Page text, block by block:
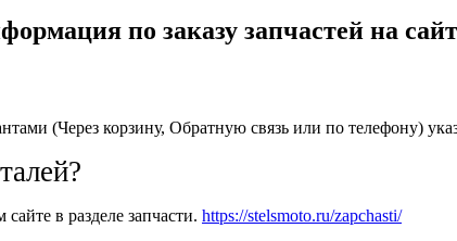
по заказу запчастей на
(Через корзину, Обратную связь или по телефону)
в разделе запчасти. https://stelsmoto.ru/zapchasti/